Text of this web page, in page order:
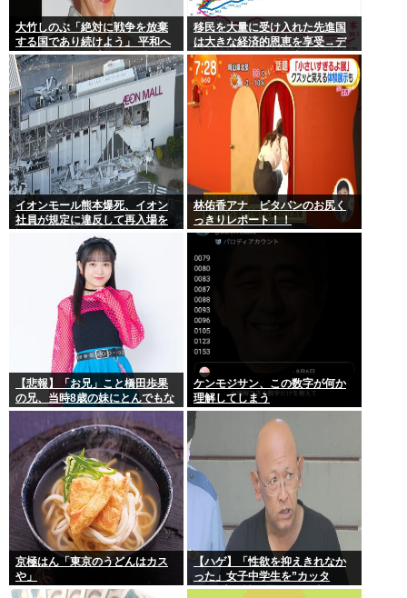
大竹しのぶ「絶対に戦争を放棄
する国であり続けよう」 平和へ
の思いをつづる 広島に原爆が投
下されてから81年
移民を大量に受け入れた先進国
は大きな経済的恩恵を享受→デ
ータでもはっきり日本一人負け
示される
イオンモール熊本爆死、イオン
社員が規定に違反して再入場を
林佑香アナ ピタパンのお尻く
っきりレポート！！
【悲報】「お兄」こと橋田歩果
の兄、当時8歳の妹にとんでもな
いことを頼む
ケンモジサン、この数字が何か
理解してしまう
京極はん「東京のうどんはカス
や」
【ハゲ】「性欲を抑えきれなか
った」女子中学生を”カッタ
ー”で脅し性的暴行か 56歳の男